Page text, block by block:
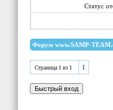
Статус
Форум www.SAMP-
Страница 1 из 1 1